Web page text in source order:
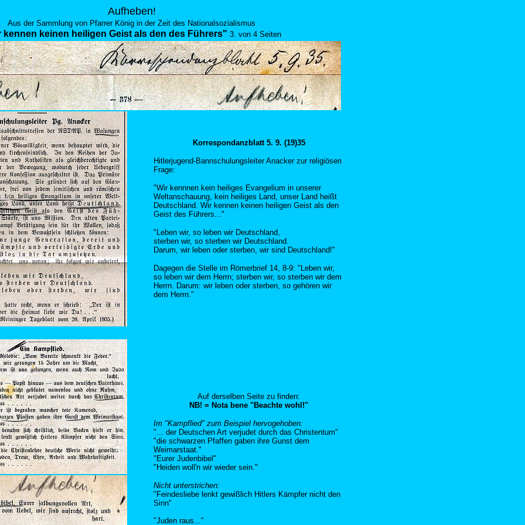
Aufheben!
Aus der Sammlung von Pfarrer König in der Zeit des Nationalsozialismus
kennen keinen heiligen Geist als den des Führers" 3. von 4 Seiten
Korrespondanzblatt 5. 9. (19)35
Hitlerjugend-Bannschulungsleiter Anacker zur religiösen
Frage:
"Wir kennnen kein heiliges Evangelium in unserer
Weltanschauung, kein heiliges Land, unser Land heißt
Deutschland. Wir kennen keinen heiligen Geist als den
Geist des Führers..."
"Leben wir, so leben wir Deutschland,
sterben wir, so sterben wir Deutschland.
Darum, wir leben oder sterben, wir sind Deutschland!"
Dagegen die Stelle im Römerbrief 14, 8-9: "Leben wir,
so leben wir dem Herrn; sterben wir, so sterben wir dem
Herrn. Darum: wir leben oder sterben, so gehören wir
dem Herrn."
Auf derselben Seite zu finden:
NB! = Nota bene "Beachte wohl!"
Im "Kampflied" zum Beispiel hervogehoben:
"... der Deutschen Art verjudet durch das Christentum"
"die schwarzen Pfaffen gaben ihre Gunst dem
Weimarstaat."
"Eurer Judenbibel"
"Heiden woll'n wir wieder sein."
Nicht unterstrichen:
"Feindesliebe lenkt gewißlich Hitlers Kämpfer nicht den
Sinn"
"Juden raus..."